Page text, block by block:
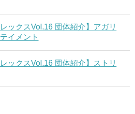
ックスVol.16 団体紹介】アガリ
イメント
ックスVol.16 団体紹介】ストリ